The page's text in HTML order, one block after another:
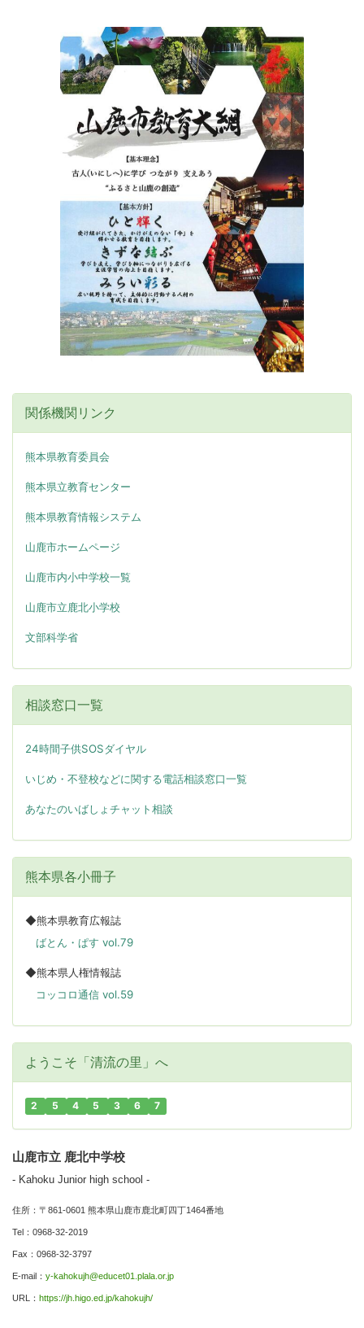
関係機関リンク
熊本県教育委員会
熊本県立教育センター
熊本県教育情報システム
山鹿市ホームページ
山鹿市内小中学校一覧
山鹿市立鹿北小学校
文部科学省
相談窓口一覧
24時間子供SOSダイヤル
いじめ・不登校などに関する電話相談窓口一覧
あなたのいばしょチャット相談
熊本県各小冊子
◆熊本県教育広報誌
ばとん・ぱす vol.79
◆熊本県人権情報誌
コッコロ通信 vol.59
ようこそ「清流の里」へ
2 5 4 5 3 6 7
山鹿市立 鹿北中学校
- Kahoku Junior high school -
住所：〒861-0601 熊本県山鹿市鹿北町四丁1464番地
Tel：0968-32-2019
Fax：0968-32-3797
E-mail： y-kahokujh@educet01.plala.or.jp
URL： https://jh.higo.ed.jp/kahokujh/